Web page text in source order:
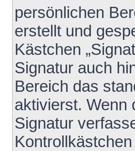
persönlichen
erstellt und
Kästchen
Signatur auch
Bereich das
aktivierst. Wenn
Signatur